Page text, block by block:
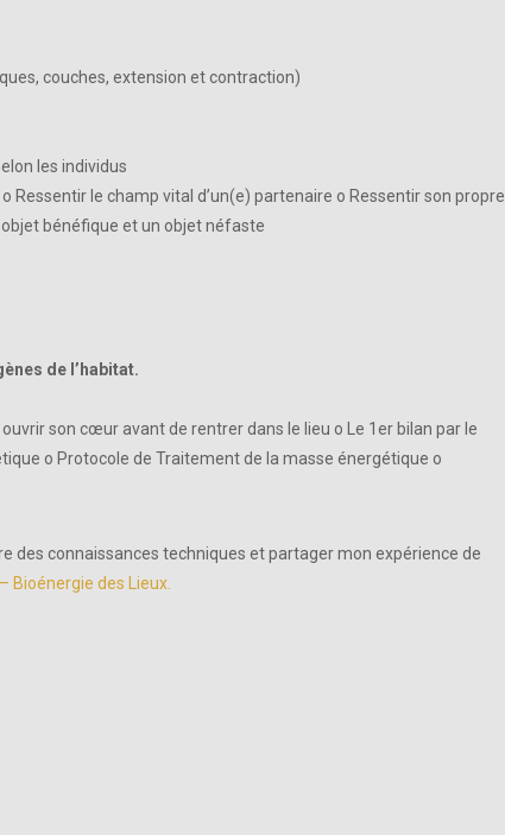
couches, extension et contraction)
les individus
Ressentir le champ vital d’un(e) partenaire o Ressentir son propre
bénéfique et un objet néfaste
de l’habitat.
son cœur avant de rentrer dans le lieu o Le 1er bilan par le
o Protocole de Traitement de la masse énergétique o
des connaissances techniques et partager mon expérience de
– Bioénergie des Lieux.